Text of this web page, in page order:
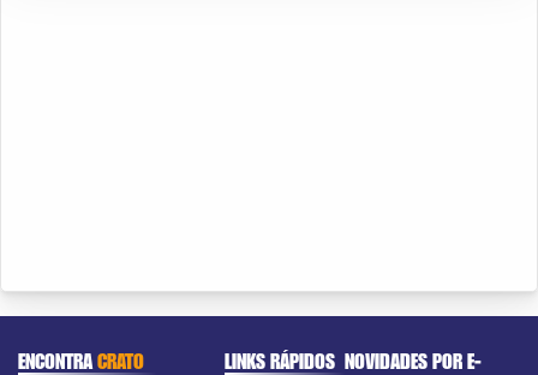
ENCONTRACRATO LINKS RÁPIDOS NOVIDADES POR E-